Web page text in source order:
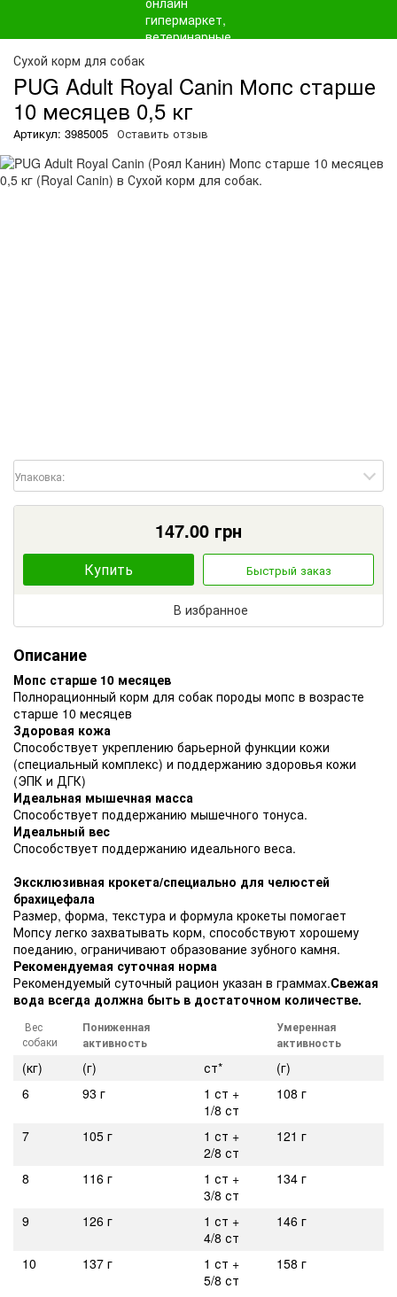
Сухой корм для собак
PUG Adult Royal Canin Мопс старше
10 месяцев 0,5 кг
Артикул: 3985005 Оставить отзыв
Упаковка:
147.00 грн
Купить Быстрый заказ
В избранное
Описание
Мопс старше 10 месяцев
Полнорационный корм для собак породы мопс в возрасте
старше 10 месяцев
Здоровая кожа
Способствует укреплению барьерной функции кожи
(специальный комплекс) и поддержанию здоровья кожи
(ЭПК и ДГК)
Идеальная мышечная масса
Способствует поддержанию мышечного тонуса.
Идеальный вес
Способствует поддержанию идеального веса.
Эксклюзивная крокета/специально для челюстей
брахицефала
Размер, форма, текстура и формула крокеты помогает
Мопсу легко захватывать корм, способствуют хорошему
поеданию, ограничивают образование зубного камня.
Рекомендуемая суточная норма
Рекомендуемый суточный рацион указан в граммах.Cвежая
вода всегда должна быть в достаточном количестве.
Вес
собаки
Пониженная
активность
Умеренная
активность
(кг) (г) ст*
(г)
6
93 г
1 ст +
1/8 ст
108 г
7 105 г
1 ст +
2/8 ст
121 г
8 116 г
1 ст +
3/8 ст
134 г
9 126 г
1 ст +
4/8 ст
146 г
10 137 г
1 ст +
5/8 ст
158 г